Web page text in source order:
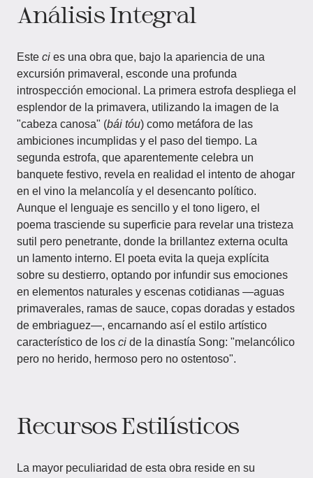
Análisis Integral
Este ci es una obra que, bajo la apariencia de una
excursión primaveral, esconde una profunda
introspección emocional. La primera estrofa despliega el
esplendor de la primavera, utilizando la imagen de la
"cabeza canosa" (bái tóu) como metáfora de las
ambiciones incumplidas y el paso del tiempo. La
segunda estrofa, que aparentemente celebra un
banquete festivo, revela en realidad el intento de ahogar
en el vino la melancolía y el desencanto político.
Aunque el lenguaje es sencillo y el tono ligero, el
poema trasciende su superficie para revelar una tristeza
sutil pero penetrante, donde la brillantez externa oculta
un lamento interno. El poeta evita la queja explícita
sobre su destierro, optando por infundir sus emociones
en elementos naturales y escenas cotidianas —aguas
primaverales, ramas de sauce, copas doradas y estados
de embriaguez—, encarnando así el estilo artístico
característico de los ci de la dinastía Song: "melancólico
pero no herido, hermoso pero no ostentoso".
Recursos Estilísticos
La mayor peculiaridad de esta obra reside en su